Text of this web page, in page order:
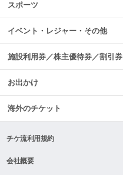
スポーツ
イベント・レジャー・その他
施設利用券／株主優待券／割引券
お出かけ
海外のチケット
チケ流利用規約
会社概要